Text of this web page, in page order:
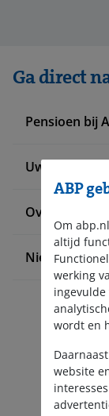
Ga direct
Pensioen bij
Uw situatie
Over ABP
Nieuws en
ABP
Om
altijd
werking
wordt en
website